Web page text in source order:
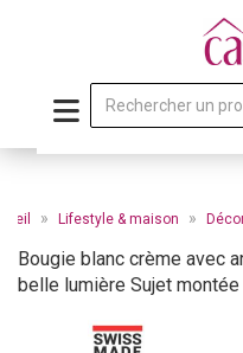
» Lifestyle & maison »
Bougie blanc crème avec
belle lumière Sujet montée